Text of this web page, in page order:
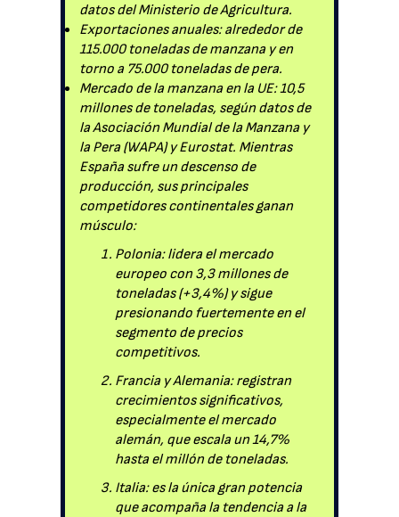
datos del Ministerio de Agricultura.
Exportaciones anuales: alrededor de
115.000 toneladas de manzana y en
torno a 75.000 toneladas de pera.
Mercado de la manzana en la UE: 10,5
millones de toneladas, según datos de
la Asociación Mundial de la Manzana y
la Pera (WAPA) y Eurostat. Mientras
España sufre un descenso de
producción, sus principales
competidores continentales ganan
músculo:
Polonia: lidera el mercado
europeo con 3,3 millones de
toneladas (+3,4%) y sigue
presionando fuertemente en el
segmento de precios
competitivos.
Francia y Alemania: registran
crecimientos significativos,
especialmente el mercado
alemán, que escala un 14,7%
hasta el millón de toneladas.
Italia: es la única gran potencia
que acompaña la tendencia a la